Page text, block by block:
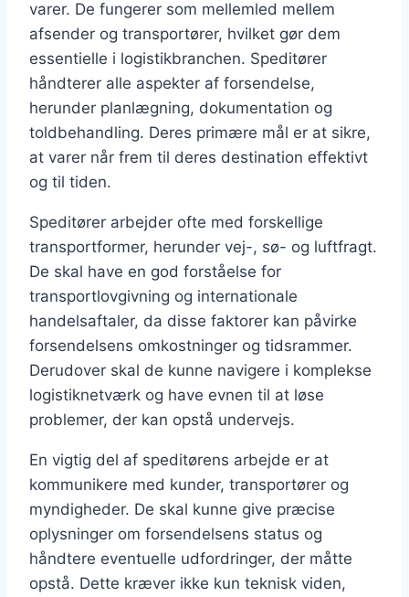
varer. De fungerer som mellemled mellem
afsender og transportører, hvilket gør dem
essentielle i logistikbranchen. Speditører
håndterer alle aspekter af forsendelse,
herunder planlægning, dokumentation og
toldbehandling. Deres primære mål er at sikre,
at varer når frem til deres destination effektivt
og til tiden.
Speditører arbejder ofte med forskellige
transportformer, herunder vej-, sø- og luftfragt.
De skal have en god forståelse for
transportlovgivning og internationale
handelsaftaler, da disse faktorer kan påvirke
forsendelsens omkostninger og tidsrammer.
Derudover skal de kunne navigere i komplekse
logistiknetværk og have evnen til at løse
problemer, der kan opstå undervejs.
En vigtig del af speditørens arbejde er at
kommunikere med kunder, transportører og
myndigheder. De skal kunne give præcise
oplysninger om forsendelsens status og
håndtere eventuelle udfordringer, der måtte
opstå. Dette kræver ikke kun teknisk viden,